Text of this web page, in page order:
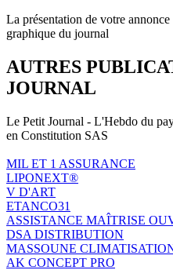
La présentation de votre
graphique du journal
AUTRES
JOURNAL
Le Petit Journal - L'Hebdo du
en Constitution SAS
MIL ET 1 ASSURANCE
LIPONEXT®
V D'ART
ETANCO31
ASSISTANCE MAÎTRISE
DSA DISTRIBUTION
MASSOUNE
AK CONCEPT PRO